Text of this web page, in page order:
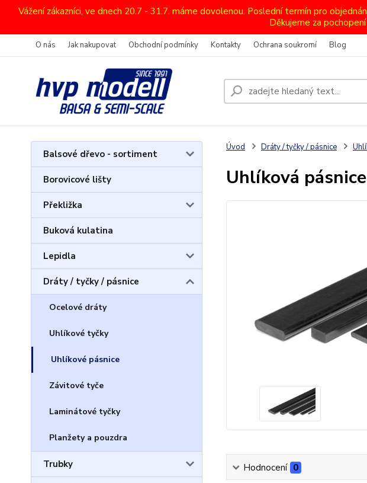
Vážení zákazníci, ve dnech 20.7 - 31.7. máme dovolenou. Poslední termín pro
Děkujeme za
O nás Jak nakupovat Obchodní podmínky Kontakty Ochrana soukromí Blog
Balsové dřevo - sortiment
Borovicové lišty
Překližka
Buková kulatina
Lepidla
Dráty / tyčky / pásnice
Ocelové dráty
Uhlíkové tyčky
Uhlíkové pásnice
Závitové tyče
Laminátové tyčky
Planžety a pouzdra
Trubky
Úvod Dráty / tyčky / pásnice
Uhlíková
Hodnocení 0